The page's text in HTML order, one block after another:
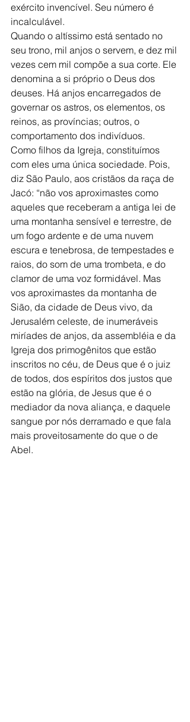
exército invencível. Seu número é
incalculável.
Quando o altíssimo está sentado no
seu trono, mil anjos o servem, e dez mil
vezes cem mil compõe a sua corte. Ele
denomina a si próprio o Deus dos
deuses. Há anjos encarregados de
governar os astros, os elementos, os
reinos, as províncias; outros, o
comportamento dos indivíduos.
Como filhos da Igreja, constituímos
com eles uma única sociedade. Pois,
diz São Paulo, aos cristãos da raça de
Jacó: “não vos aproximastes como
aqueles que receberam a antiga lei de
uma montanha sensível e terrestre, de
um fogo ardente e de uma nuvem
escura e tenebrosa, de tempestades e
raios, do som de uma trombeta, e do
clamor de uma voz formidável. Mas
vos aproximastes da montanha de
Sião, da cidade de Deus vivo, da
Jerusalém celeste, de inumeráveis
miríades de anjos, da assembléia e da
Igreja dos primogênitos que estão
inscritos no céu, de Deus que é o juiz
de todos, dos espíritos dos justos que
estão na glória, de Jesus que é o
mediador da nova aliança, e daquele
sangue por nós derramado e que fala
mais proveitosamente do que o de
Abel.